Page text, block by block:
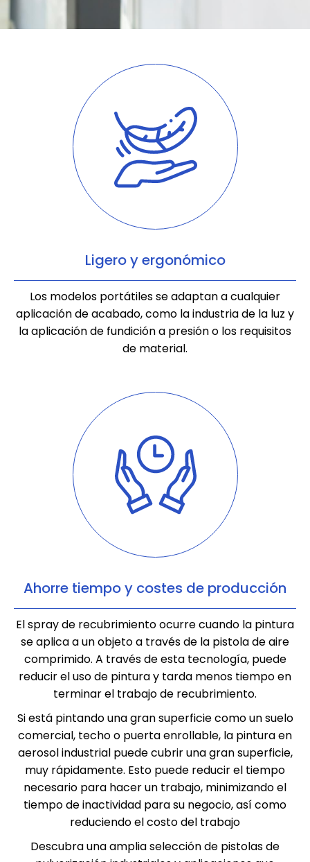
Ligero y ergonómico
Los modelos portátiles se adaptan a cualquier
aplicación de acabado, como la industria de la luz y
la aplicación de fundición a presión o los requisitos
de material.
Ahorre tiempo y costes de producción
El spray de recubrimiento ocurre cuando la pintura
se aplica a un objeto a través de la pistola de aire
comprimido. A través de esta tecnología, puede
reducir el uso de pintura y tarda menos tiempo en
terminar el trabajo de recubrimiento.
Si está pintando una gran superficie como un suelo
comercial, techo o puerta enrollable, la pintura en
aerosol industrial puede cubrir una gran superficie,
muy rápidamente. Esto puede reducir el tiempo
necesario para hacer un trabajo, minimizando el
tiempo de inactividad para su negocio, así como
reduciendo el costo del trabajo
Descubra una amplia selección de pistolas de